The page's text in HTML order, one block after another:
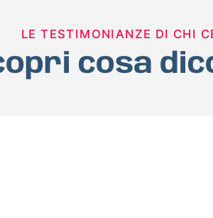
LE TESTIMONIANZE DI CHI
cosa